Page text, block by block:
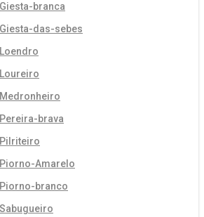
Giesta-branca
Giesta-das-sebes
Loendro
Loureiro
Medronheiro
Pereira-brava
Pilriteiro
Piorno-Amarelo
Piorno-branco
Sabugueiro